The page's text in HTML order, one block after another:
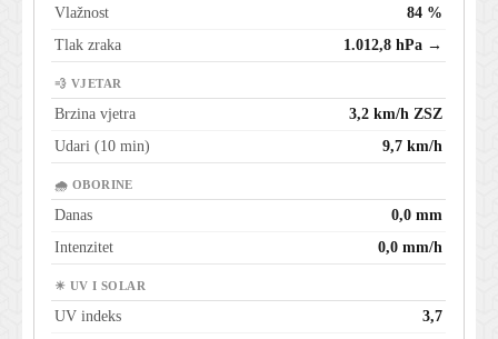
Vlažnost
84 %
Tlak zraka
1.012,8 hPa →
💨 VJETAR
Brzina vjetra
3,2 km/h ZSZ
Udari (10 min)
9,7 km/h
🌧 OBORINE
Danas
0,0 mm
Intenzitet
0,0 mm/h
☀ UV I SOLAR
UV indeks
3,7